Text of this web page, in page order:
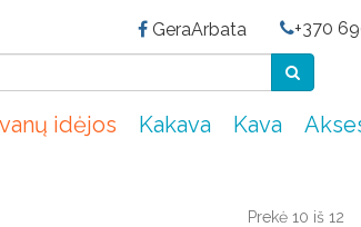
+370
GeraArbata
idėjos Kakava Kava
Prekė 10 iš 12